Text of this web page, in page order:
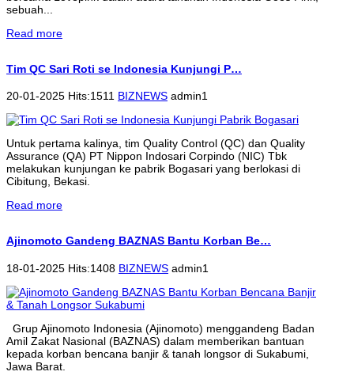
sebuah...
Read more
Tim QC Sari Roti se Indonesia Kunjungi P…
20-01-2025 Hits:1511 BIZNEWS admin1
Untuk pertama kalinya, tim Quality Control (QC) dan Quality
Assurance (QA) PT Nippon Indosari Corpindo (NIC) Tbk
melakukan kunjungan ke pabrik Bogasari yang berlokasi di
Cibitung, Bekasi.
Read more
Ajinomoto Gandeng BAZNAS Bantu Korban Be…
18-01-2025 Hits:1408 BIZNEWS admin1
Grup Ajinomoto Indonesia (Ajinomoto) menggandeng Badan
Amil Zakat Nasional (BAZNAS) dalam memberikan bantuan
kepada korban bencana banjir & tanah longsor di Sukabumi,
Jawa Barat.